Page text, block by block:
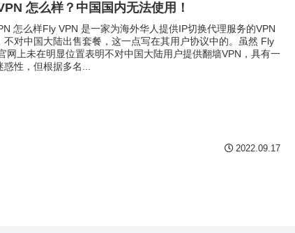
怎么样？中国国内无法使用！
怎么样Fly VPN 是一家为海外华人提供IP切换代理服务的VPN
不对中国大陆出售套餐，这一点写在其用户协议中的。虽然 Fly
网上未在明显位置表明不对中国大陆用户提供翻墙VPN，具有一
惑性，但根据多名...
2022.09.17